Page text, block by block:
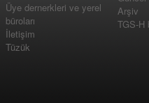
Üye dernerkleri ve yerel
büroları
İletişim
Tüzük
Arşiv
TGS-H